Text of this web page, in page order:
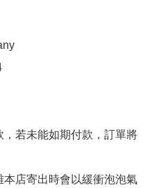
若未能如期付款，訂單將
店寄出時會以緩衝泡泡氣